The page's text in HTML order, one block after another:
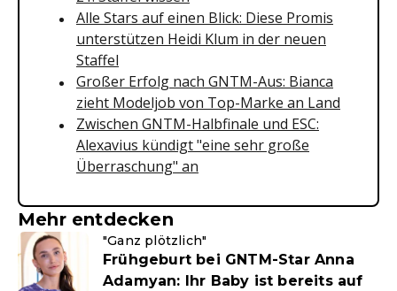
Alle Stars auf einen Blick: Diese Promis
unterstützen Heidi Klum in der neuen
Staffel
Großer Erfolg nach GNTM-Aus: Bianca
zieht Modeljob von Top-Marke an Land
Zwischen GNTM-Halbfinale und ESC:
Alexavius kündigt "eine sehr große
Überraschung" an
Mehr entdecken
"Ganz plötzlich"
Frühgeburt bei GNTM-Star Anna
Adamyan: Ihr Baby ist bereits auf